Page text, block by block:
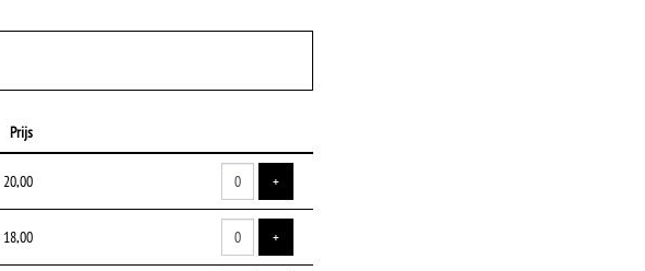
Prijs
20,00 +VOEG TICKET TOE
18,00 +VOEG TICKET TOE